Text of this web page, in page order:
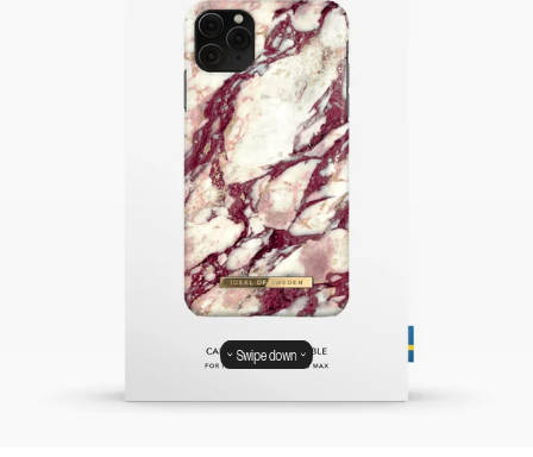
Swipe down